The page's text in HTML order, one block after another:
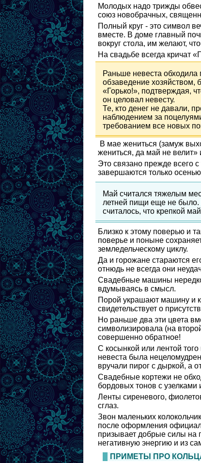
Молодых надо трижды
союз новобрачных,
Полный круг - это символ
вместе. В доме главный
вокруг стола, им желают,
На свадьбе всегда кричат
Раньше невеста обходила
обзаведение хозяйством,
«Горько!», подтверждая,
он целовал невесту.
Те, кто денег не давали,
наблюдением за
требованием все новых
В мае жениться (замуж
жениться, да май не
Это связано прежде всего
завершаются только
Май считался тяжелым
летней пищи еще не было.
считалось, что крепкой
Близко к этому поверью и
поверье и поныне
земледельческому циклу.
Да и горожане стараются
отнюдь не всегда они
Свадебные машины
вдумываясь в смысл.
Порой украшают машину и
свидетельствует о
Но раньше два эти цвета
символизировала (на
совершенно обратное!
С косынкой или лентой
невеста была
вручали пирог с дыркой, а
Свадебные кортежи не
бордовых тонов с
Ленты сиреневого,
сглаз.
Звон маленьких
после оформления
призывает добрые силы на
негативную энергию и из
ПРИМЕТЫ ПРО